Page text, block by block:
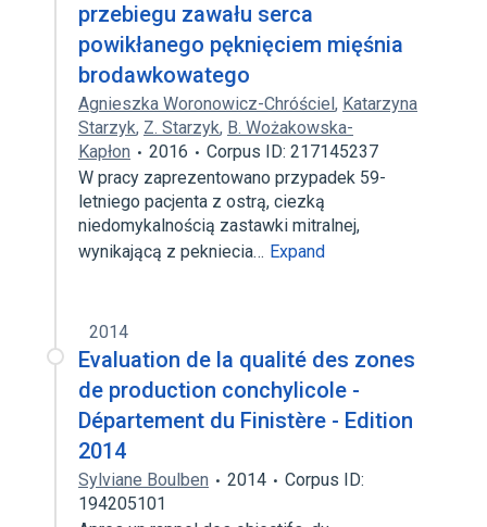
przebiegu zawału serca
powikłanego pęknięciem mięśnia
brodawkowatego
Agnieszka Woronowicz-Chróściel, Katarzyna
Starzyk, Z. Starzyk, B. Wożakowska-
Kapłon
2016
Corpus ID: 217145237
W pracy zaprezentowano przypadek 59-
letniego pacjenta z ostrą, ciezką
niedomykalnością zastawki mitralnej,
wynikającą z pekniecia… Expand
2014
Evaluation de la qualité des zones
de production conchylicole -
Département du Finistère - Edition
2014
Sylviane Boulben 2014
Corpus ID:
194205101